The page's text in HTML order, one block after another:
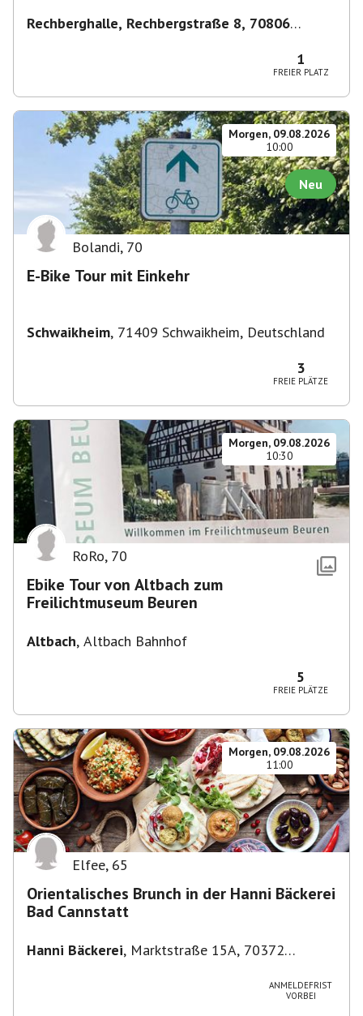
Rechberghalle, Rechbergstraße 8, 70806
1
FREIER PLATZ
Morgen, 09.08.2026
10:00
Neu
Bolandi, 70
E-Bike Tour mit Einkehr
Schwaikheim, 71409 Schwaikheim, Deutschland
3
FREIE PLÄTZE
Morgen, 09.08.2026
10:30
RoRo, 70
Ebike Tour von Altbach zum
Freilichtmuseum Beuren
Altbach, Altbach Bahnhof
5
FREIE PLÄTZE
Morgen, 09.08.2026
11:00
Elfee, 65
Orientalisches Brunch in der Hanni Bäckerei
Bad Cannstatt
Hanni Bäckerei, Marktstraße 15A, 70372
ANMELDEFRIST
VORBEI